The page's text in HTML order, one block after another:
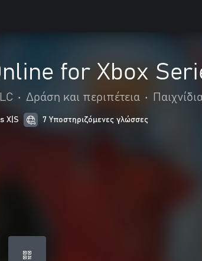
for Xbox
• Δράση και περιπέτεια •
X|S 7 Υποστηριζόμενες γλώσσες